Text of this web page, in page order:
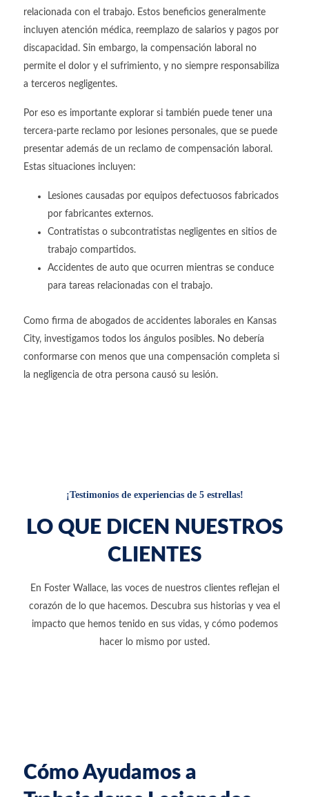
relacionada con el trabajo. Estos beneficios generalmente
incluyen atención médica, reemplazo de salarios y pagos por
discapacidad. Sin embargo, la compensación laboral no
permite el dolor y el sufrimiento, y no siempre responsabiliza
a terceros negligentes.
Por eso es importante explorar si también puede tener una
tercera-parte reclamo por lesiones personales, que se puede
presentar además de un reclamo de compensación laboral.
Estas situaciones incluyen:
Lesiones causadas por equipos defectuosos fabricados
por fabricantes externos.
Contratistas o subcontratistas negligentes en sitios de
trabajo compartidos.
Accidentes de auto que ocurren mientras se conduce
para tareas relacionadas con el trabajo.
Como firma de abogados de accidentes laborales en Kansas
City, investigamos todos los ángulos posibles. No debería
conformarse con menos que una compensación completa si
la negligencia de otra persona causó su lesión.
¡Testimonios de experiencias de 5 estrellas!
LO QUE DICEN NUESTROS
CLIENTES
En Foster Wallace, las voces de nuestros clientes reflejan el
corazón de lo que hacemos. Descubra sus historias y vea el
impacto que hemos tenido en sus vidas, y cómo podemos
hacer lo mismo por usted.
Cómo Ayudamos a